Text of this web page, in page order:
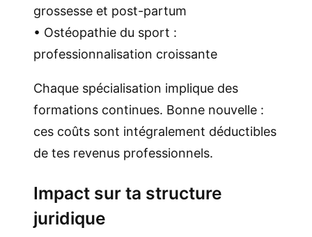
grossesse et post-partum
• Ostéopathie du sport :
professionnalisation croissante
Chaque spécialisation implique des
formations continues. Bonne nouvelle :
ces coûts sont intégralement déductibles
de tes revenus professionnels.
Impact sur ta structure
juridique